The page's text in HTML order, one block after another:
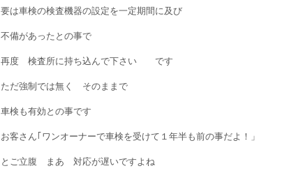
要は車検の検査機器の設定を一定期間に及び
不備があったとの事で
再度 検査所に持ち込んで下さい です
ただ強制では無く そのままで
車検も有効との事です
お客さん｢ワンオーナーで車検を受けて１年半も前の事だよ！」
とご立腹 まあ 対応が遅いですよね